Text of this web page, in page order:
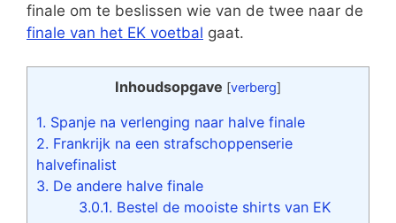
finale om te beslissen wie van de twee naar de
finale van het EK voetbal gaat.
Inhoudsopgave [verberg]
1. Spanje na verlenging naar halve finale
2. Frankrijk na een strafschoppenserie
halvefinalist
3. De andere halve finale
3.0.1. Bestel de mooiste shirts van EK